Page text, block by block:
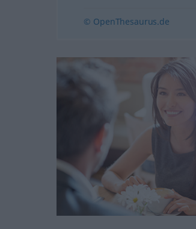
© OpenThesaurus.de